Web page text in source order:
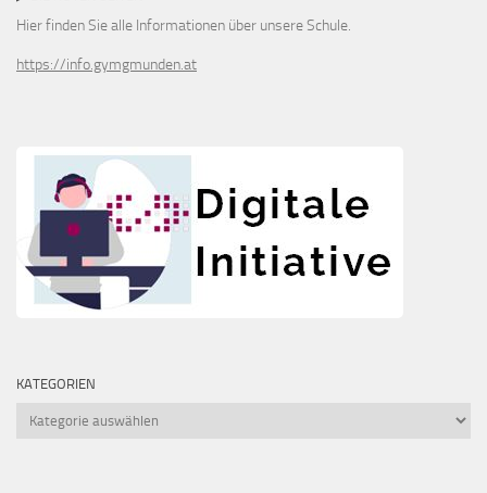
Hier finden Sie alle Informationen über unsere Schule.
https://info.gymgmunden.at
KATEGORIEN
Kategorien